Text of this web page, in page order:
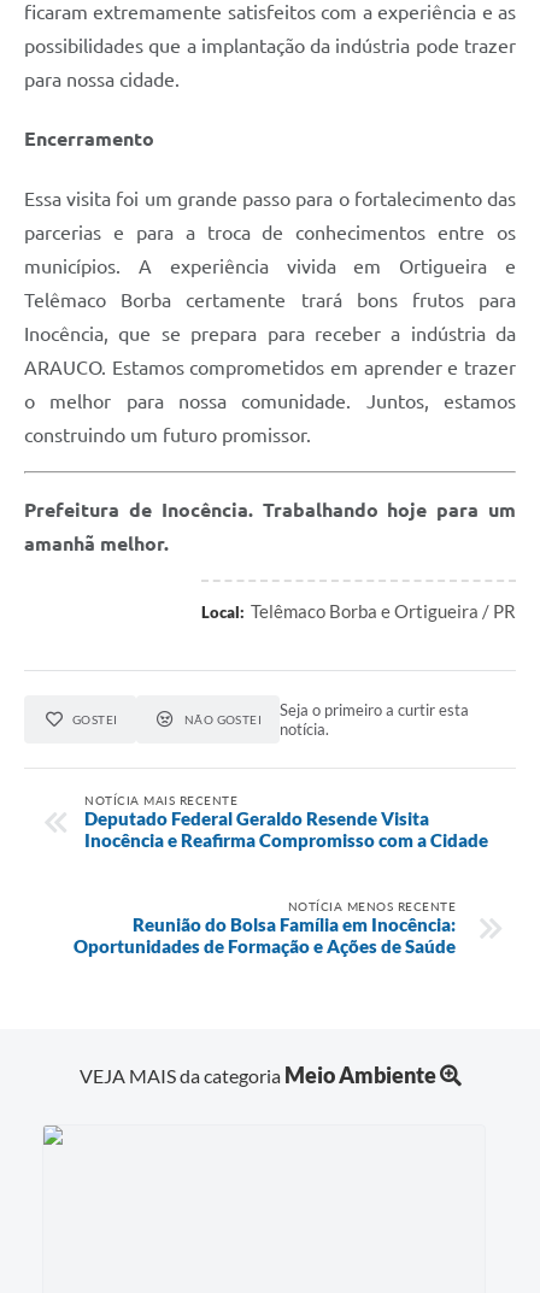
ficaram extremamente satisfeitos com a experiência e as
possibilidades que a implantação da indústria pode trazer
para nossa cidade.
Encerramento
Essa visita foi um grande passo para o fortalecimento das
parcerias e para a troca de conhecimentos entre os
municípios. A experiência vivida em Ortigueira e
Telêmaco Borba certamente trará bons frutos para
Inocência, que se prepara para receber a indústria da
ARAUCO. Estamos comprometidos em aprender e trazer
o melhor para nossa comunidade. Juntos, estamos
construindo um futuro promissor.
Prefeitura de Inocência. Trabalhando hoje para um
amanhã melhor.
Local: Telêmaco Borba e Ortigueira / PR
GOSTEI NÃO GOSTEI
Seja o primeiro a curtir esta
notícia.
NOTÍCIA MAIS RECENTE
Deputado Federal Geraldo Resende Visita
Inocência e Reafirma Compromisso com a Cidade
NOTÍCIA MENOS RECENTE
Reunião do Bolsa Família em Inocência:
Oportunidades de Formação e Ações de Saúde
VEJA MAIS da categoria Meio Ambiente